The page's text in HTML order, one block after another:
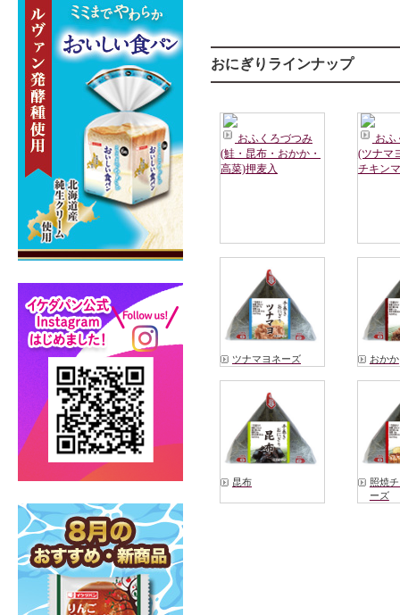
おにぎりラインナップ
おふくろづつみ
(鮭・昆布・おかか・
高菜)押麦入
おふ
(ツナマ
チキン
ツナマヨネーズ おかか
昆布
照焼
ーズ